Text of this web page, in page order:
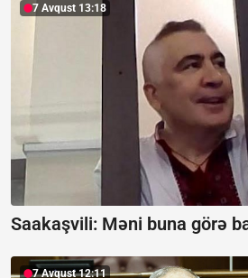
7 Avqust 13:18
Saakaşvili: Məni buna görə
7 Avqust 12:11